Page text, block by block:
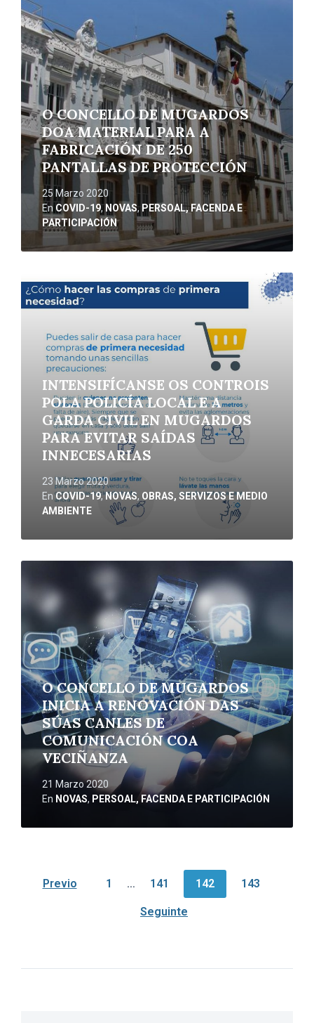
O CONCELLO DE MUGARDOS
DOA MATERIAL PARA A
FABRICACIÓN DE 250
PANTALLAS DE PROTECCIÓN
25 Marzo 2020
En COVID-19, NOVAS, PERSOAL, FACENDA E
PARTICIPACIÓN
INTENSIFÍCANSE OS CONTROIS
POLA POLICÍA LOCAL E A
GARDA CIVIL EN MUGARDOS
PARA EVITAR SAÍDAS
INNECESARIAS
23 Marzo 2020
EnCOVID-19,NOVAS, OBRAS, SERVIZOS E MEDIO
AMBIENTE
máis
O CONCELLO DE MUGARDOS
INICIA A RENOVACIÓN DAS
SÚAS CANLES DE
COMUNICACIÓN COA
VECIÑANZA
21 Marzo 2020
En NOVAS, PERSOAL, FACENDA E PARTICIPACIÓN
Ler
Navegación
Previo 1 … 141 142 143
Seguinte